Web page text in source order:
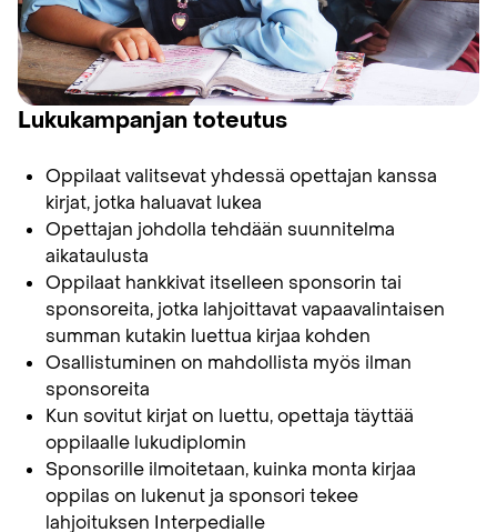
Lukukampanjan toteutus
Oppilaat valitsevat yhdessä opettajan kanssa
kirjat, jotka haluavat lukea
Opettajan johdolla tehdään suunnitelma
aikataulusta
Oppilaat hankkivat itselleen sponsorin tai
sponsoreita, jotka lahjoittavat vapaavalintaisen
summan kutakin luettua kirjaa kohden
Osallistuminen on mahdollista myös ilman
sponsoreita
Kun sovitut kirjat on luettu, opettaja täyttää
oppilaalle lukudiplomin
Sponsorille ilmoitetaan, kuinka monta kirjaa
oppilas on lukenut ja sponsori tekee
lahjoituksen Interpedialle